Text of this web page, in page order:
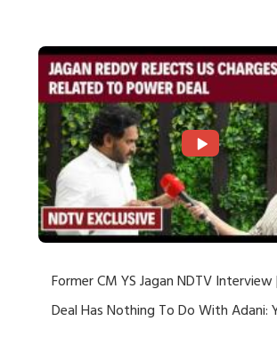
Former CM YS Jagan NDTV
Deal Has Nothing To Do With Adani: